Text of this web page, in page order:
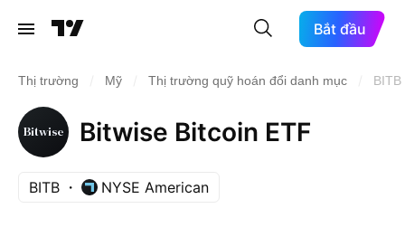
Bắt đầu
Thị trường Mỹ Thị trường quỹ hoán đổi danh mục BITB
Bitwise Bitcoin ETF
BITB NYSE American